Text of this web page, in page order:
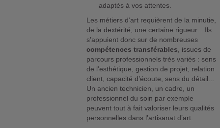
adaptés à vos attentes.
Les métiers d’art requièrent de la minutie,
de la dextérité, une certaine rigueur... Ils
s’appuient donc sur de nombreuses
compétences transférables, issues de
parcours professionnels très variés : sens
de l’esthétique, gestion de projet, relation
client, capacité d’écoute, sens du détail...
Un ancien technicien, un cadre, un
professionnel du soin par exemple
peuvent tout à fait valoriser leurs qualités
personnelles dans l’artisanat d’art.